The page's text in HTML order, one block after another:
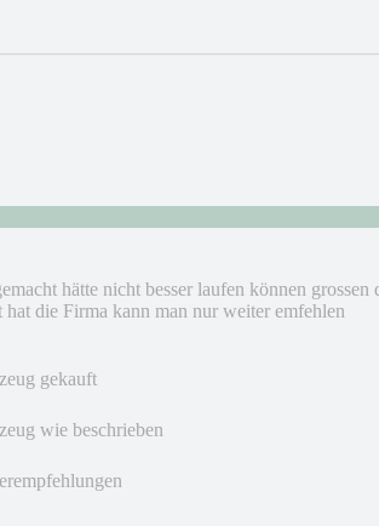
hätte nicht besser laufen können grossen
die Firma kann man nur weiter emfehlen
gekauft
wie beschrieben